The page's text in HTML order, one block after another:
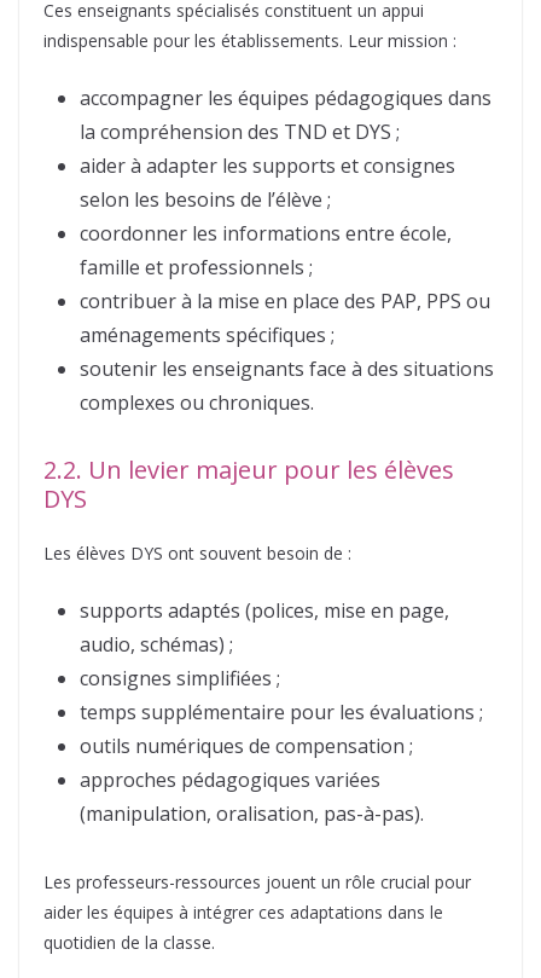
Ces enseignants spécialisés constituent un appui
indispensable pour les établissements. Leur mission :
accompagner les équipes pédagogiques dans
la compréhension des TND et DYS ;
aider à adapter les supports et consignes
selon les besoins de l’élève ;
coordonner les informations entre école,
famille et professionnels ;
contribuer à la mise en place des PAP, PPS ou
aménagements spécifiques ;
soutenir les enseignants face à des situations
complexes ou chroniques.
2.2. Un levier majeur pour les élèves
DYS
Les élèves DYS ont souvent besoin de :
supports adaptés (polices, mise en page,
audio, schémas) ;
consignes simplifiées ;
temps supplémentaire pour les évaluations ;
outils numériques de compensation ;
approches pédagogiques variées
(manipulation, oralisation, pas-à-pas).
Les professeurs-ressources jouent un rôle crucial pour
aider les équipes à intégrer ces adaptations dans le
quotidien de la classe.